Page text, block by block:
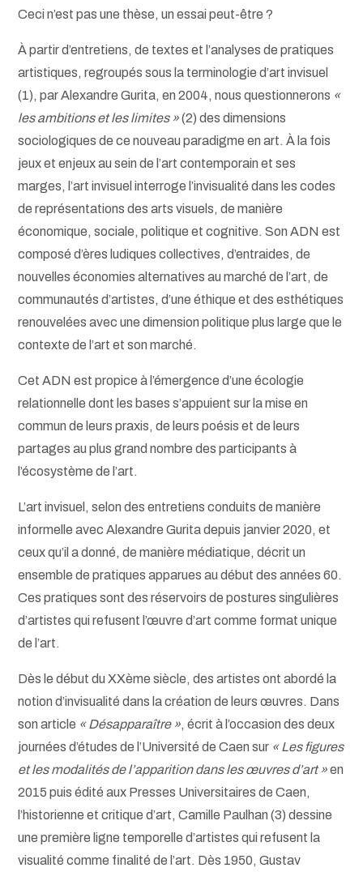
Ceci n’est pas une thèse, un essai peut-être ?
À partir d’entretiens, de textes et l’analyses de pratiques
artistiques, regroupés sous la terminologie d’art invisuel
(1), par Alexandre Gurita, en 2004, nous questionnerons «
les ambitions et les limites »(2) des dimensions
sociologiques de ce nouveau paradigme en art. À la fois
jeux et enjeux au sein de l’art contemporain et ses
marges, l’art invisuel interroge l’invisualité dans les codes
de représentations des arts visuels, de manière
économique, sociale, politique et cognitive. Son ADN est
composé d’ères ludiques collectives, d’entraides, de
nouvelles économies alternatives au marché de l’art, de
communautés d’artistes, d’une éthique et des esthétiques
renouvelées avec une dimension politique plus large que le
contexte de l’art et son marché.
Cet ADN est propice à l’émergence d’une écologie
relationnelle dont les bases s’appuient sur la mise en
commun de leurs praxis, de leurs poésis et de leurs
partages au plus grand nombre des participants à
l’écosystème de l’art.
L’art invisuel, selon des entretiens conduits de manière
informelle avec Alexandre Gurita depuis janvier 2020, et
ceux qu’il a donné, de manière médiatique, décrit un
ensemble de pratiques apparues au début des années 60.
Ces pratiques sont des réservoirs de postures singulières
d’artistes qui refusent l’œuvre d’art comme format unique
de l’art.
Dès le début du XXème siècle, des artistes ont abordé la
notion d’invisualité dans la création de leurs œuvres. Dans
son article « Désapparaître », écrit à l’occasion des deux
journées d’études de l’Université de Caen sur « Les figures
et les modalités de l’apparition dans les œuvres d’art »en
2015 puis édité aux Presses Universitaires de Caen,
l’historienne et critique d’art, Camille Paulhan (3) dessine
une première ligne temporelle d’artistes qui refusent la
visualité comme finalité de l’art. Dès 1950, Gustav